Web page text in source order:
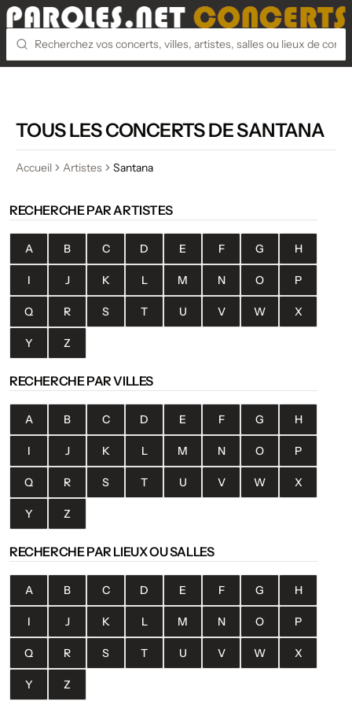
TOUS LES CONCERTS DE SANTANA
Accueil Artistes Santana
RECHERCHE PAR ARTISTES
A B C D E F G H
I J K L M N O P
Q R S T U V W X
Y Z
RECHERCHE PAR VILLES
A B C D E F G H
I J K L M N O P
Q R S T U V W X
Y Z
RECHERCHE PAR LIEUX OU SALLES
A B C D E F G H
I J K L M N O P
Q R S T U V W X
Y Z